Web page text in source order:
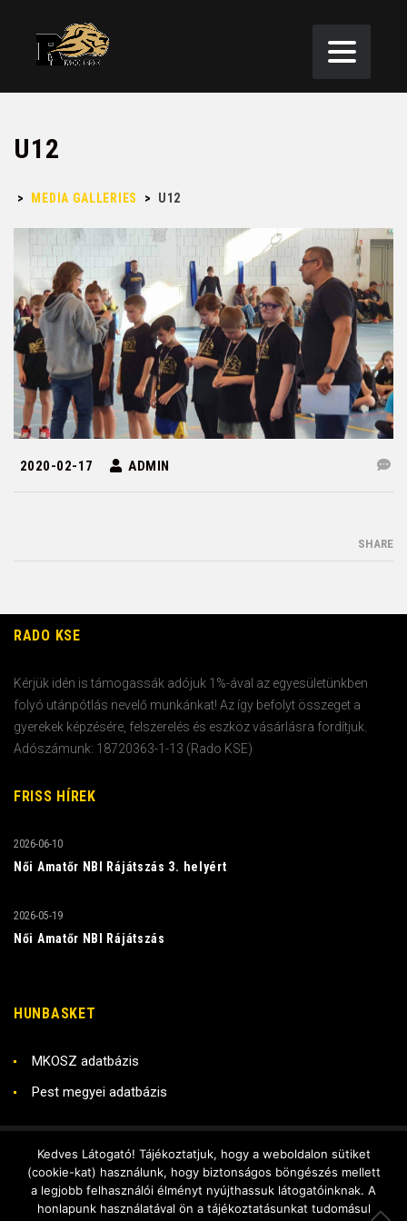
U12
> MEDIA GALLERIES > U12
2020-02-17 ADMIN
SHARE
RADO KSE
Kérjük idén is támogassák adójuk 1%-ával az egyesületünkben
folyó utánpótlás nevelő munkánkat! Az így befolyt összeget a
gyerekek képzésére, felszerelés és eszköz vásárlásra fordítjuk.
Adószámunk: 18720363-1-13 (Rado KSE)
FRISS HÍREK
Női Amatőr NBI Rájátszás 3. helyért
2026-06-10
Női Amatőr NBI Rájátszás
2026-05-19
HUNBASKET
MKOSZ adatbázis
Pest megyei adatbázis
Copyright © 2018 RADO KSE
Készítette - DX Stúdió
Kedves Látogató! Tájékoztatjuk, hogy a weboldalon sütiket
(cookie-kat) használunk, hogy biztonságos böngészés mellett
a legjobb felhasználói élményt nyújthassuk látogatóinknak. A
honlapunk használatával ön a tájékoztatásunkat tudomásul